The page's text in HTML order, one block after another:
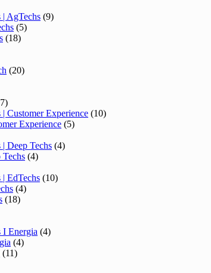
| AgTechs (9)
(5)
(18)
(20)
Customer Experience (10)
Experience (5)
Deep Techs (4)
Techs (4)
EdTechs (10)
(4)
(18)
I Energia (4)
(4)
(11)